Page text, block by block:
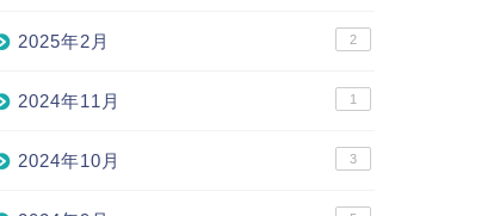
2025年2月 2
2024年11月 1
2024年10月 3